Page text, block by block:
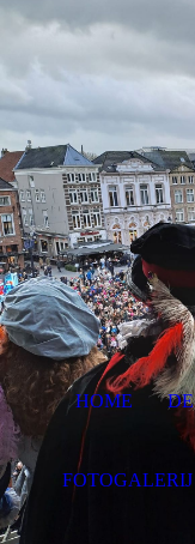
HOME
FOTOGALERIJ